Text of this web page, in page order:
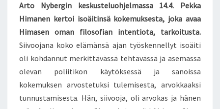
Arto Nybergin keskusteluohjelmassa 14.4. Pekka
Himanen kertoi isoäitinsä kokemuksesta, joka avaa
Himasen oman filosofian intentiota, tarkoitusta.
Siivoojana koko elämänsä ajan työskennellyt isoäiti
oli kohdannut merkittävässä tehtävässä ja asemassa
olevan poliitikon käytöksessä ja sanoissa
kokemuksen arvostetuksi tulemisesta, arvokkaaksi
tunnustamisesta. Hän, siivooja, oli arvokas ja hänen